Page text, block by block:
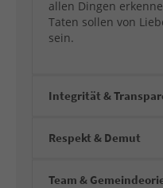
allen Dingen
Taten sollen von
sein.
Integrität &
Respekt & Demut
Team &